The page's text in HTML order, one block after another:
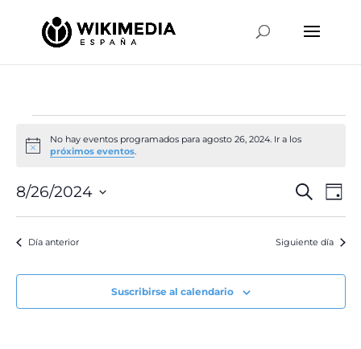
en
26,
2024
Aviso
No hay eventos programados para agosto 26, 2024. Ir a los
próximos eventos.
de
y
vistas
Buscar
de
de
Día
8/26/2024
fecha.
Día anterior Siguiente día
Suscribirse al calendario